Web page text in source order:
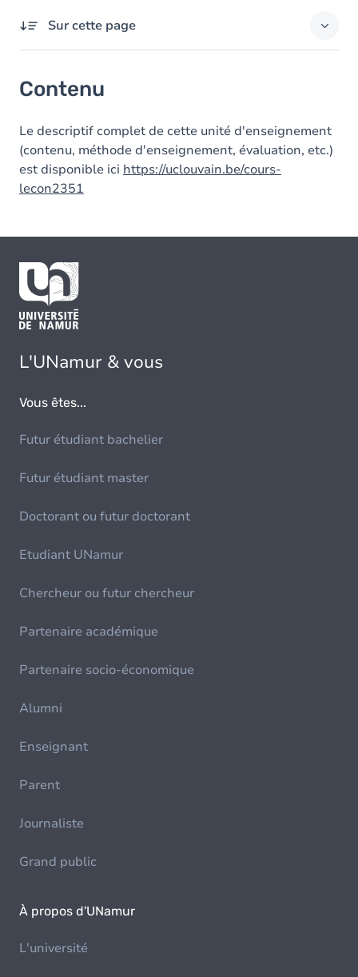
Sur cette page
Contenu
Le descriptif complet de cette unité d'enseignement
(contenu, méthode d'enseignement, évaluation, etc.)
est disponible ici https://uclouvain.be/cours-
lecon2351
L'UNamur & vous
Vous êtes...
Futur étudiant bachelier
Futur étudiant master
Doctorant ou futur doctorant
Etudiant UNamur
Chercheur ou futur chercheur
Partenaire académique
Partenaire socio-économique
Alumni
Enseignant
Parent
Journaliste
Grand public
À propos d'UNamur
L'université